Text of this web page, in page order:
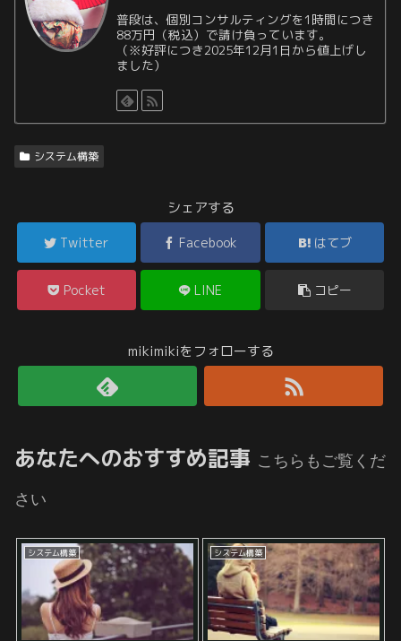
普段は、個別コンサルティングを1時間につき
88万円（税込）で請け負っています。
（※好評につき2025年12月1日から値上げし
ました）
システム構築
シェアする
Twitter Facebook はてブ
Pocket LINE コピー
mikimikiをフォローする
あなたへのおすすめ記事 こちらもご覧くだ
さい
システム構築 システム構築